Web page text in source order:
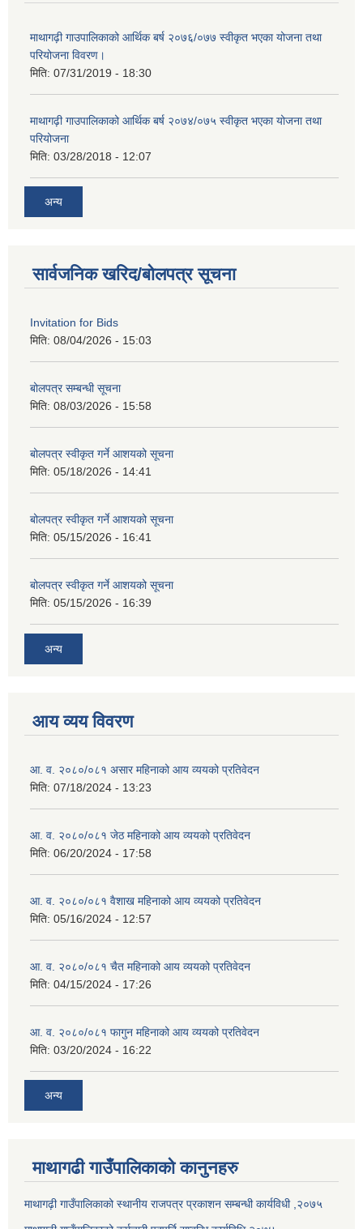
माथागढ़ी गाउपालिकाको आर्थिक बर्ष २०७६/०७७ स्वीकृत भएका योजना तथा
परियोजना विवरण।
मिति: 07/31/2019 - 18:30
माथागढ़ी गाउपालिकाको आर्थिक बर्ष २०७४/०७५ स्वीकृत भएका योजना तथा
परियोजना
मिति: 03/28/2018 - 12:07
अन्य
सार्वजनिक खरिद/बोलपत्र सूचना
Invitation for Bids
मिति: 08/04/2026 - 15:03
बोलपत्र सम्बन्धी सूचना
मिति: 08/03/2026 - 15:58
बोलपत्र स्वीकृत गर्ने आशयको सूचना
मिति: 05/18/2026 - 14:41
बोलपत्र स्वीकृत गर्ने आशयको सूचना
मिति: 05/15/2026 - 16:41
बोलपत्र स्वीकृत गर्ने आशयको सूचना
मिति: 05/15/2026 - 16:39
अन्य
आय व्यय विवरण
आ. व. २०८०/०८१ असार महिनाको आय व्ययको प्रतिवेदन
मिति: 07/18/2024 - 13:23
आ. व. २०८०/०८१ जेठ महिनाको आय व्ययको प्रतिवेदन
मिति: 06/20/2024 - 17:58
आ. व. २०८०/०८१ वैशाख महिनाको आय व्ययको प्रतिवेदन
मिति: 05/16/2024 - 12:57
आ. व. २०८०/०८१ चैत महिनाको आय व्ययको प्रतिवेदन
मिति: 04/15/2024 - 17:26
आ. व. २०८०/०८१ फागुन महिनाको आय व्ययको प्रतिवेदन
मिति: 03/20/2024 - 16:22
अन्य
माथागढी गाउँपालिकाको कानुनहरु
माथागढ़ी गाउँपालिकाको स्थानीय राजपत्र प्रकाशन सम्बन्धी कार्यविधी ,२०७५